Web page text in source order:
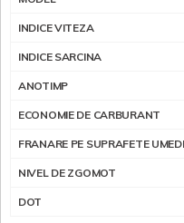
INDICE VITEZA
INDICE SARCINA
ANOTIMP
ECONOMIE DE CARBURANT
FRANARE PE SUPRAFETE
NIVEL DE ZGOMOT
DOT